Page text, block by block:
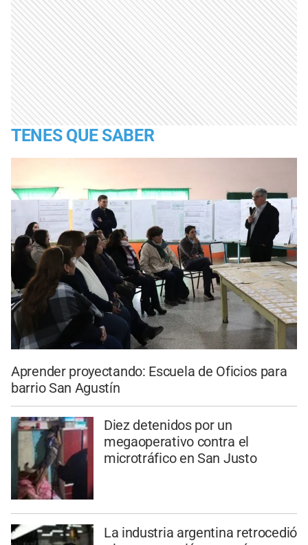
TENES QUE SABER
Aprender proyectando: Escuela de Oficios para
barrio San Agustín
Diez detenidos por un
megaoperativo contra el
microtráfico en San Justo
La industria argentina retrocedió